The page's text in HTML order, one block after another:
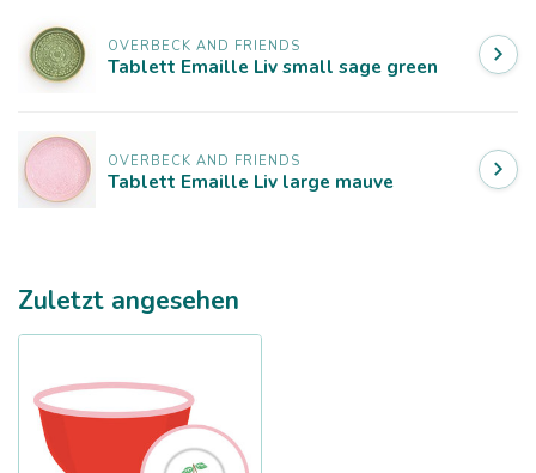
OVERBECK AND FRIENDS
Tablett Emaille Liv small sage green
OVERBECK AND FRIENDS
Tablett Emaille Liv large mauve
Zuletzt angesehen